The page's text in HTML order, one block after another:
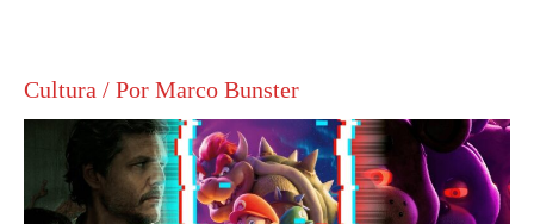
Cultura / Por Marco Bunster